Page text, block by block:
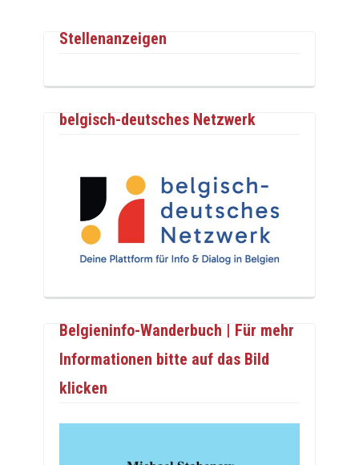
Stellenanzeigen
belgisch-deutsches Netzwerk
Belgieninfo-Wanderbuch | Für mehr
Informationen bitte auf das Bild
klicken